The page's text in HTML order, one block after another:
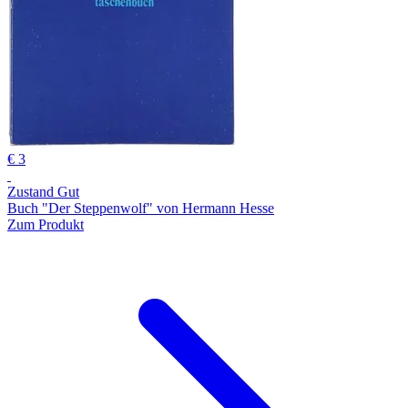
€ 3
Zustand Gut
Buch "Der Steppenwolf" von Hermann Hesse
Zum Produkt